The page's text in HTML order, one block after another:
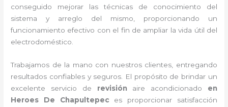
conseguido mejorar las técnicas de conocimiento del
sistema y arreglo del mismo, proporcionando un
funcionamiento efectivo con el fin de ampliar la vida útil del
electrodoméstico.
Trabajamos de la mano con nuestros clientes, entregando
resultados confiables y seguros. El propósito de brindar un
excelente servicio de revisión aire acondicionado en
Heroes De Chapultepec
es proporcionar satisfacción